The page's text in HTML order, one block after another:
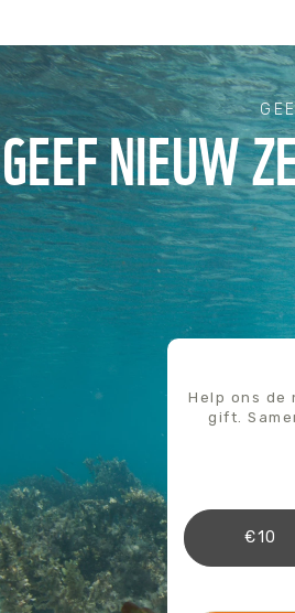
GEEF NIEUW
Help ons de
gift.
€10